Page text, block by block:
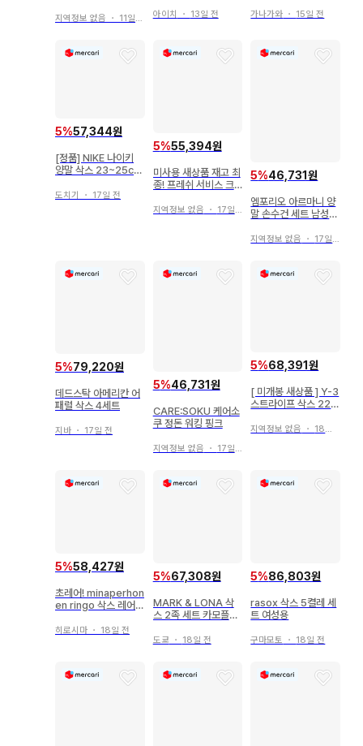
지역정보 없음 ・ 11일 전 아이치 ・ 13일 전 가나가와 ・ 15일 전
5%57,344원
[정품] NIKE 나이키
양말 삭스 23~25cm
도치기 ・ 17일 전
5%55,394원
미사용 새상품 재고 최
종! 프레쉬 서비스 크
지역정보 없음 ・ 17일 전
5%46,731원
엠포리오 아르마니 양
말 손수건 세트 남성용
지역정보 없음 ・ 17일 전
5%79,220원
데드스탁 아메리칸 어
패럴 삭스 4세트
지바 ・ 17일 전
5%46,731원
CARE:SOKU 케어소
쿠 정돈 워킹 핑크
지역정보 없음 ・ 17일 전
5%68,391원
[ 미개봉 새상품 ] Y-3
스트라이프 삭스 22~
지역정보 없음 ・ 18일 전
5%58,427원
초레어! minaperhon
en ringo 삭스 레어
히로시마 ・ 18일 전
5%67,308원
MARK & LONA 삭
스 2족 세트 카모플라
도쿄 ・ 18일 전
5%86,803원
rasox 삭스 5켤레 세
트 여성용
구마모토 ・ 18일 전